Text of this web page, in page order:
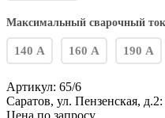
Максимальный сварочный ток
140 А 160 А 190 А
Артикул: 65/6
Саратов, ул. Пензенская, д.2:
Цена по запросу